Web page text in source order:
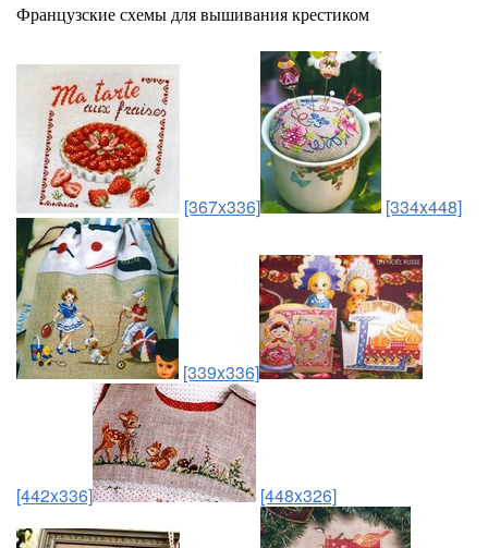
Французские схемы для вышивания крестиком
[367x336] [334x448]
[339x336]
[442x336] [448x326]